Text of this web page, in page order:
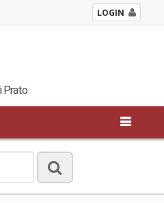
LOGIN
Prato